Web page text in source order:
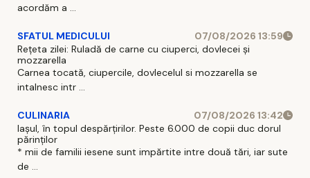
acordăm a ...
SFATUL MEDICULUI
07/08/2026 13:59
Rețeta zilei: Ruladă de carne cu ciuperci, dovlecei și
mozzarella
Carnea tocată, ciupercile, dovlecelul si mozzarella se
intalnesc intr ...
CULINARIA
07/08/2026 13:42
Iașul, în topul despărțirilor. Peste 6.000 de copii duc dorul
părinților
* mii de familii iesene sunt impărtite intre două tări, iar sute
de ...